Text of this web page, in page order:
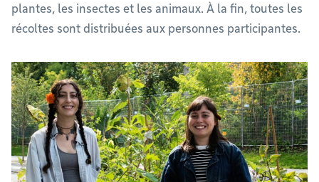
plantes, les insectes et les animaux. À la fin, toutes les
récoltes sont distribuées aux personnes participantes.